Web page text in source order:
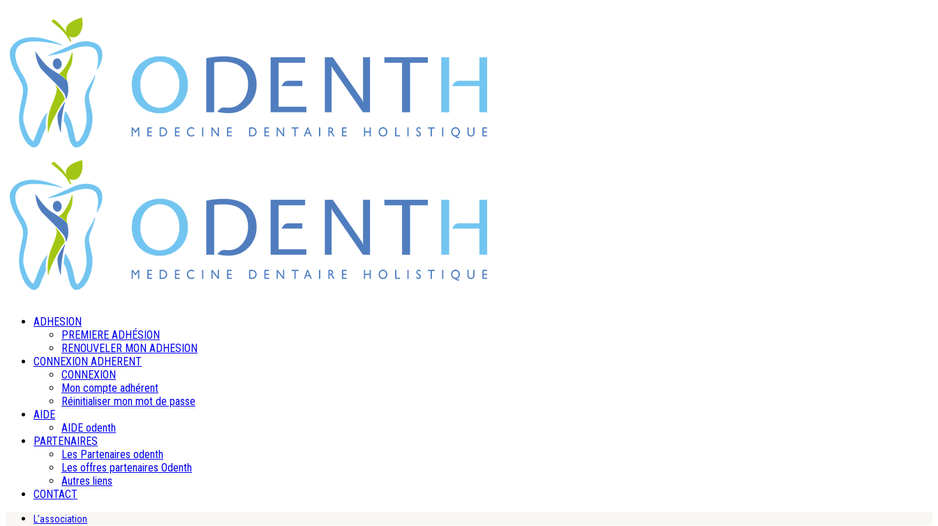
ADHESION
PREMIERE ADHÉSION
RENOUVELER MON ADHESION
CONNEXION ADHERENT
CONNEXION
Mon compte adhérent
Réinitialiser mon mot de passe
AIDE
AIDE odenth
PARTENAIRES
Les Partenaires odenth
Les offres partenaires Odenth
Autres liens
CONTACT
L’association